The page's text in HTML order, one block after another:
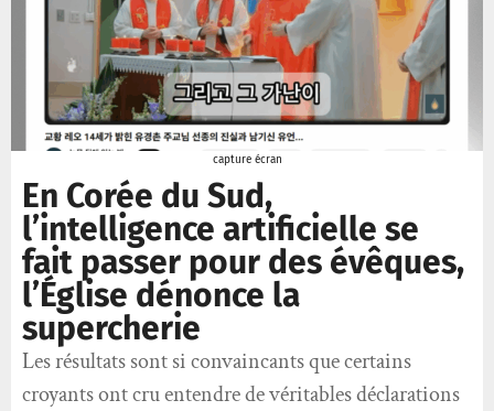
capture écran
En Corée du Sud,
l’intelligence artificielle se
fait passer pour des évêques,
l’Église dénonce la
supercherie
Les résultats sont si convaincants que certains
croyants ont cru entendre de véritables déclarations